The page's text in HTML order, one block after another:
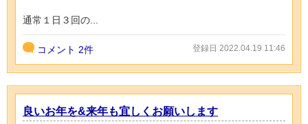
通常１日３回の...
コメント 2件 登録日 2022.04.19 11:46
良いお年を&来年も宜しくお願いします